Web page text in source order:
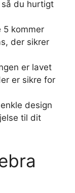
du hurtigt
5 kommer
der sikrer
er lavet
er sikre for
design
til dit